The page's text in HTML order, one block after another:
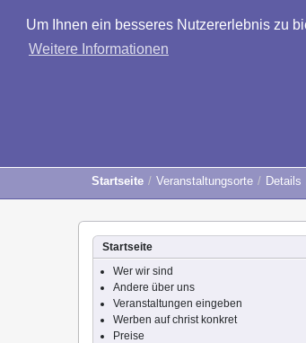
Um Ihnen ein besseres Nutzererlebnis zu
Weitere Informationen
Startseite Veranstaltungsorte Details
Startseite
Wer wir sind
Andere über uns
Veranstaltungen eingeben
Werben auf christ konkret
Preise